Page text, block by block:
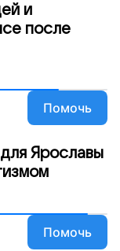
и
после
Помочь
Ярославы
Помочь